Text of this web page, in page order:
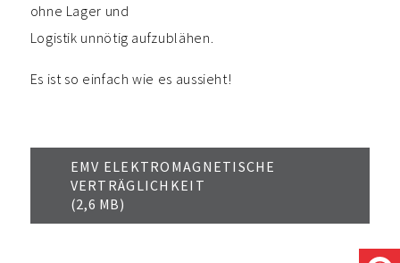
ohne Lager und
Logistik unnötig aufzublähen.
Es ist so einfach wie es aussieht!
EMV ELEKTROMAGNETISCHE
VERTRÄGLICHKEIT
(2,6 MB)